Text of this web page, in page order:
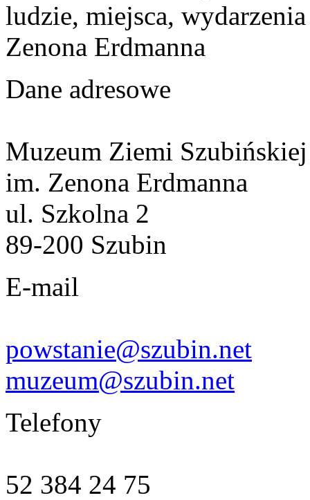
ludzie, miejsca,
Zenona Erdmanna
Dane adresowe
Muzeum Ziemi Szubińskiej
im. Zenona Erdmanna
ul. Szkolna 2
89-200 Szubin
E-mail
powstanie@szubin.net
muzeum@szubin.net
Telefony
52 384 24 75